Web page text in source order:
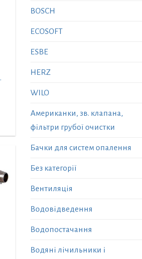
BOSCH
ECOSOFT
ESBE
HERZ
WILO
Американки, зв. клапана,
фільтри грубої очистки
Бачки для систем опалення
Без категорії
Вентиляція
Водовідведення
Водопостачання
Водяні лічильники і